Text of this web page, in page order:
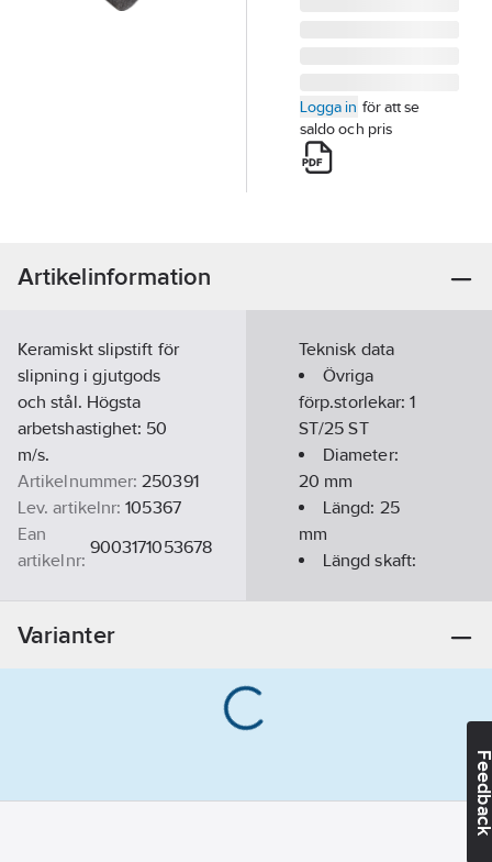
Logga in för att se
saldo och pris
Artikelinformation
Keramiskt slipstift för
slipning i gjutgods
och stål. Högsta
arbetshastighet: 50
m/s.
Artikelnummer: 250391
Lev. artikelnr: 105367
Ean
artikelnr:
9003171053678
Teknisk data
Övriga
förp.storlekar:1
ST/25 ST
Diameter:
20 mm
Längd: 25
mm
Längd skaft:
Kornighet:
Varianter